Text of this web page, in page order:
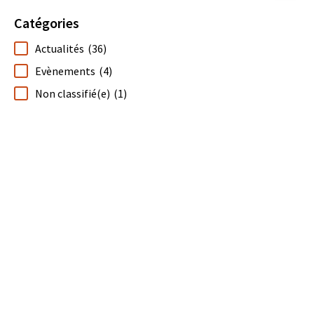
Catégories
Actualités (36)
Evènements (4)
Non classifié(e) (1)